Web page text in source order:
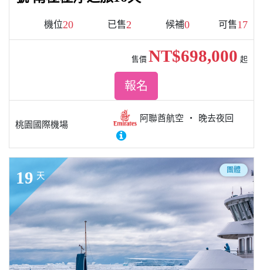
機位20 已售2 候補0 可售17
桃園國際機場
阿聯酋航空 晚去夜回
售價 NT$698,000 起
報名
19 天
團體